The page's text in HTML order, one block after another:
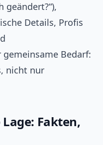
geändert?“),
Details, Profis
Bedarf:
nicht nur
Fakten,